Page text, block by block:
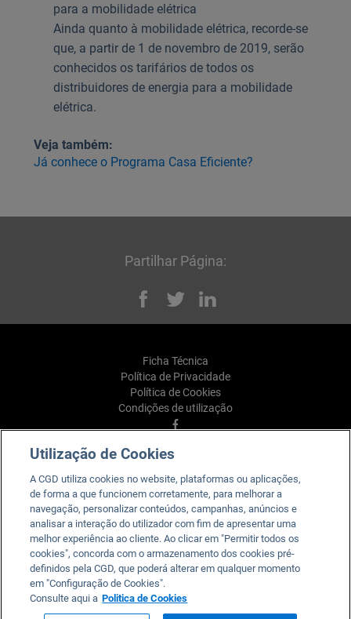
para a mobilidade elétrica
Ainda quanto à mobilidade elétrica, recorde-se
que, a partir de 1 de novembro de 2019, serão
conhecidos os tarifários de todos os
distribuidores de energia para a mobilidade
elétrica.
Veja também:
Já conhece o Programa Casa Eficiente?
Partilhar Página:
Facebook
Twitter
Ficha Técnica
Política de Privacidade
Política de Cookies
Condições de utilização
YouTube
Instagram
TikTok
Caixa. Para todos e para cada um.
Utilização de Cookies
A CGD utiliza cookies no website, plataformas ou aplicações,
de forma a que funcionem corretamente, para melhorar a
navegação, personalizar conteúdos, campanhas, anúncios e
analisar a interação do utilizador com fim de apresentar uma
melhor experiência ao cliente. Ao clicar em "Permitir todos os
cookies", concorda com o armazenamento dos cookies pré-
definidos pela CGD, que poderá alterar em qualquer momento
em "Configuração de Cookies".
Consulte aqui a Politica de Cookies